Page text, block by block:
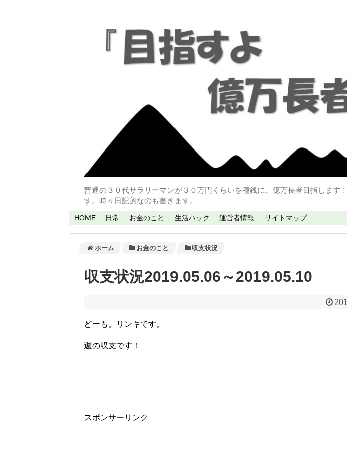
普通の３０代サラリーマンが３０万円くらいを種銭に、億万長者目指します
す。時々日記的なのも書きます。
HOME 日常 お金のこと 生活ハック 運営者情報 サイトマップ
ホーム お金のこと 収支状況
収支状況2019.05.06～2019.05.10
どーも。リンキです。
週の収支です！
スポンサーリンク